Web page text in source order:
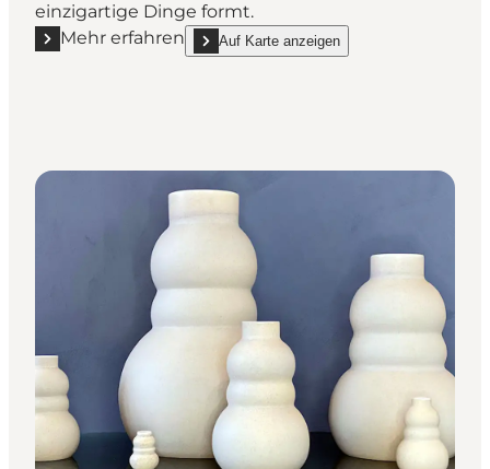
einzigartige Dinge formt.
Mehr erfahren
Mehr erfahren "Sæby Glaspusteri"
Auf Karte anzeigen
show Sæby Glaspusteri on_map